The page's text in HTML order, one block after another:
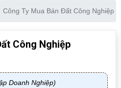
Thanh Xuân
Hà Đông
Hoàng Mai
Ô Chợ Dừa
Yên Hòa
Nghĩa Độ
Công Ty Mua Bán Đất Công Nghiệp
Công Nghiệp
Doanh Nghiệp)